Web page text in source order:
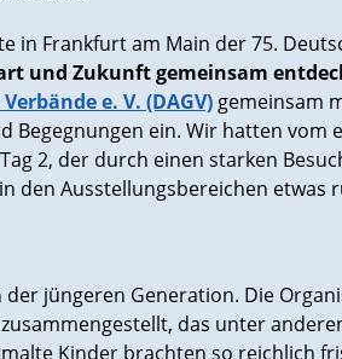
in Frankfurt am Main der 75.
und Zukunft gemeinsam
e. V. (DAGV) gemeinsam
Begegnungen ein. Wir hatten vom
2, der durch einen starken
den Ausstellungsbereichen etwas
jüngeren Generation. Die
das unter
Kinder brachten so reichlich